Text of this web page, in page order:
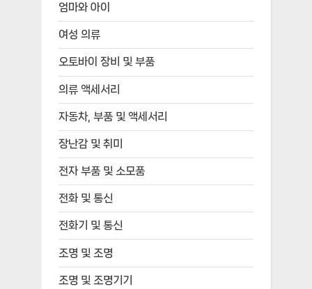
엄마와 아이
여성 의류
오토바이 장비 및 부품
의류 액세서리
자동차, 부품 및 액세서리
장난감 및 취미
전자 부품 및 소모품
전화 및 통신
전화기 및 통신
조명 및 조명
조명 및 조명기기